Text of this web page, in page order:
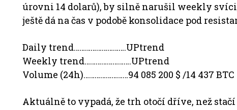
úrovni 14 dolarů), by silně narušil weekly
ještě dá na čas v podobě konsolidace pod
Daily trend……………………….UPtrend
Weekly trend…………………….UPtrend
Volume (24h)……………………94 085 200 $ /14 437 BTC
Aktuálně to vypadá, že trh otočí dříve, než